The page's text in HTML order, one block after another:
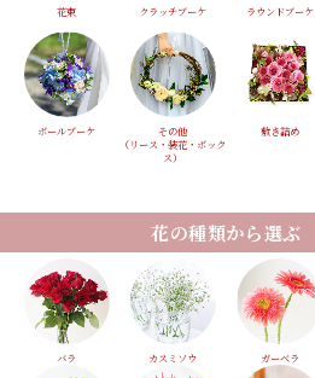
花束 クラッチブーケ ラウンドブーケ
ボールブーケ
その他
（リース・装花・ボック
ス）
敷き詰め
花の種類から選ぶ
バラ カスミソウ ガーベラ